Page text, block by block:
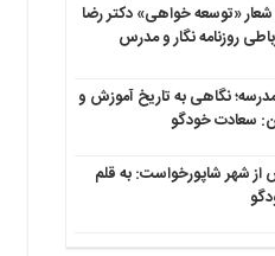
«توسعه خواهی» دکتر رضا
روزنامه نگار و مدرس
نگاهی به تاریخ آموزش و
سعادت خودگو
شهر شاپورخواست: به قلم